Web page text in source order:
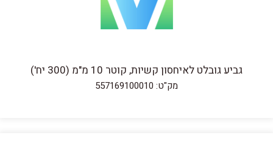
גביע גובלט לאיחסון קשיות, קוטר 10 מ"מ (300 יח')
מק"ט: 557169100010